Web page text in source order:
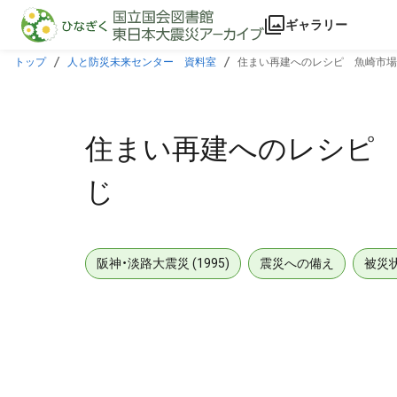
本文に飛ぶ
ギャラリー
トップ 人と防災未来センター 資料室 住まい再建へのレシピ 魚崎市
住まい再建へのレシピ
じ
阪神・淡路大震災 (1995) 震災への備え 被災